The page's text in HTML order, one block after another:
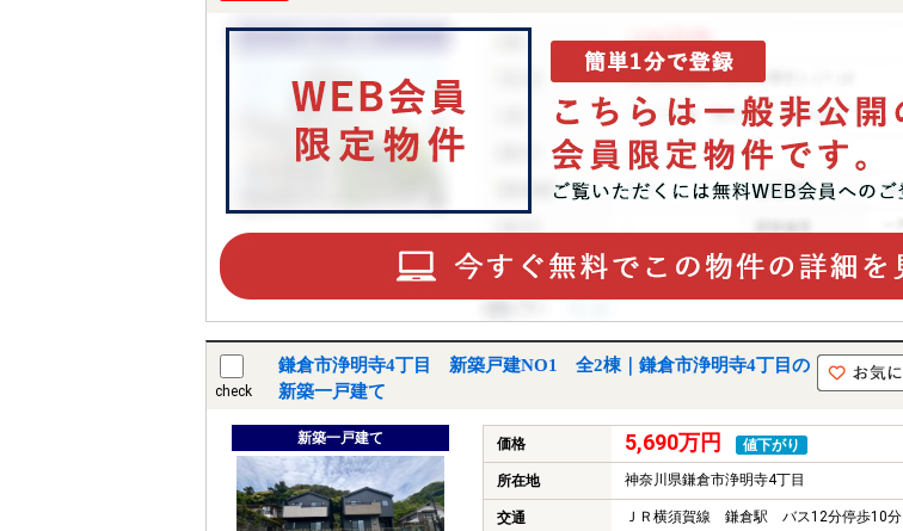
check
鎌倉市浄明寺4丁目 新築戸建NO1 全2棟｜鎌倉市浄明寺4丁目の
新築一戸建て
新築一戸建て 価格 5,690万円 値下がり
所在地 神奈川県鎌倉市浄明寺4丁目
交通 ＪＲ横須賀線 鎌倉駅 バス12分停歩10分